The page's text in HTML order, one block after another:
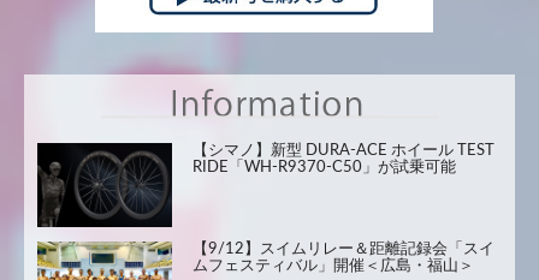
【シマノ】新型 DURA-ACE ホイール TEST
RIDE「WH-R9370-C50」が試乗可能
【9/12】スイムリレー＆距離記録会「スイ
ムフェスティバル」開催＜広島・福山＞